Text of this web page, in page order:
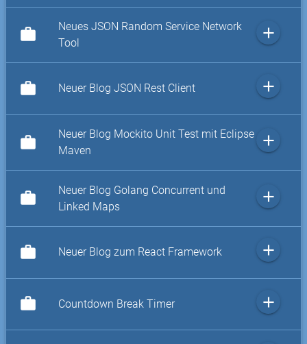
work
Neues JSON Random Service Network
Tool
add
work Neuer Blog JSON Rest Client add
work
Neuer Blog Mockito Unit Test mit Eclipse
Maven
add
work
Neuer Blog Golang Concurrent und
Linked Maps
add
work Neuer Blog zum React Framework add
work Countdown Break Timer add